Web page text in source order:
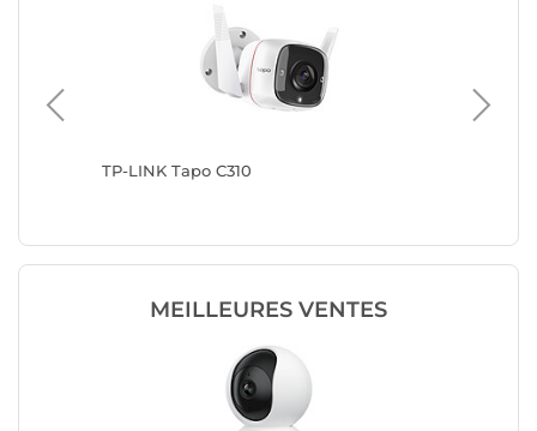
TP-LINK Tapo C310
MEILLEURES VENTES